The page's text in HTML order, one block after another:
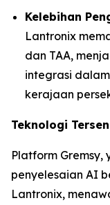
Kelebihan
Lantronix
dan TAA,
integrasi
kerajaan
Teknologi
Platform
penyelesaian AI
Lantronix,